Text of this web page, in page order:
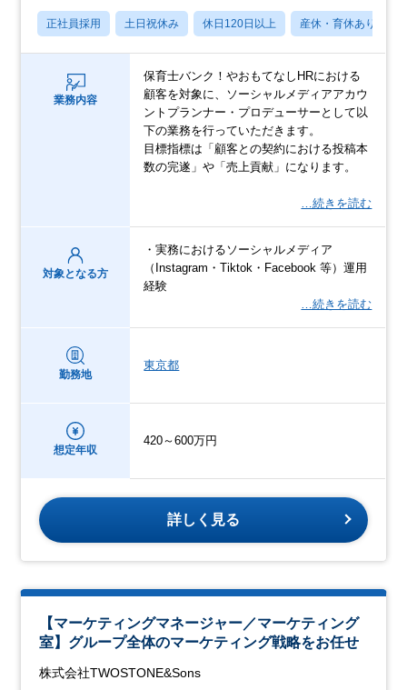
正社員採用 土日祝休み 休日120日以上 産休・育休あり
業務内容
保育士バンク！やおもてなしHRにおける
顧客を対象に、ソーシャルメディアアカウ
ントプランナー・プロデューサーとして以
下の業務を行っていただきます。
目標指標は「顧客との契約における投稿本
数の完遂」や「売上貢献」になります。
…続きを読む
対象となる方
・実務におけるソーシャルメディア
（Instagram・Tiktok・Facebook 等）運用
経験
…続きを読む
勤務地
東京都
想定年収
420～600万円
詳しく見る
【マーケティングマネージャー／マーケティング
室】グループ全体のマーケティング戦略をお任せ
株式会社TWOSTONE&Sons